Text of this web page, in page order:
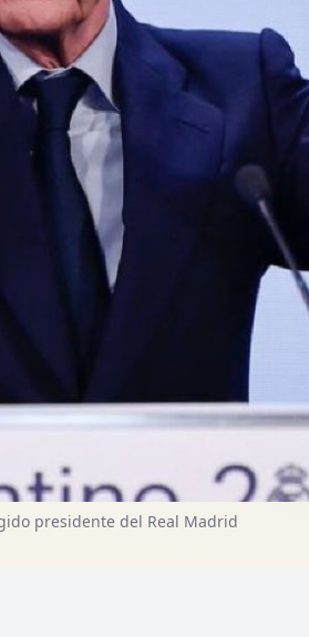
presidente del Real Madrid